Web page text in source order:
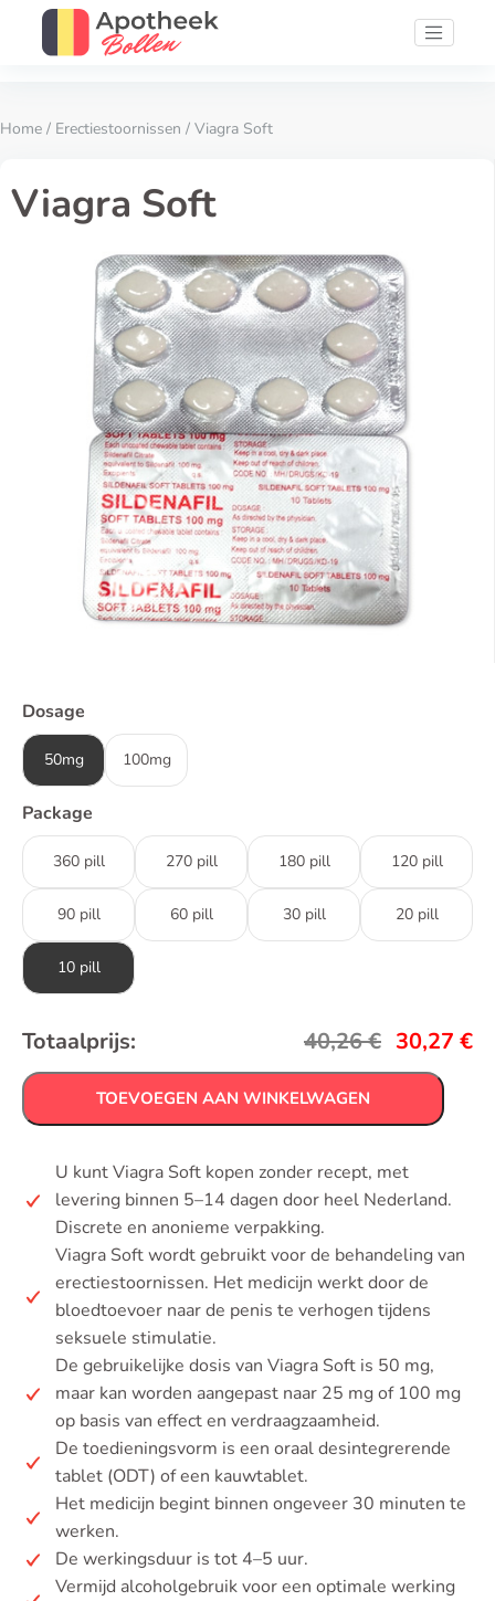
Home / Erectiestoornissen / Viagra Soft
Viagra Soft
Dosage
50mg 100mg
Package
360 pill 270 pill 180 pill 120 pill
90 pill 60 pill 30 pill 20 pill
10 pill
Totaalprijs: 40,26€ 30,27 €
TOEVOEGEN AAN WINKELWAGEN
U kunt Viagra Soft kopen zonder recept, met
levering binnen 5–14 dagen door heel Nederland.
Discrete en anonieme verpakking.
Viagra Soft wordt gebruikt voor de behandeling van
erectiestoornissen. Het medicijn werkt door de
bloedtoevoer naar de penis te verhogen tijdens
seksuele stimulatie.
De gebruikelijke dosis van Viagra Soft is 50 mg,
maar kan worden aangepast naar 25 mg of 100 mg
op basis van effect en verdraagzaamheid.
De toedieningsvorm is een oraal desintegrerende
tablet (ODT) of een kauwtablet.
Het medicijn begint binnen ongeveer 30 minuten te
werken.
De werkingsduur is tot 4–5 uur.
Vermijd alcoholgebruik voor een optimale werking